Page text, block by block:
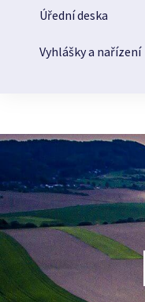
Úřední deska
Vyhlášky a nařízení